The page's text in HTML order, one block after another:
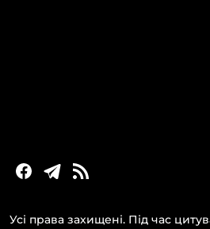
Усі права захищені. Під час